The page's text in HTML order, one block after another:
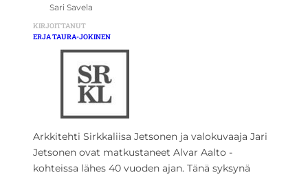
Sari Savela
KIRJOITTANUT
ERJA TAURA-JOKINEN
Arkkitehti Sirkkaliisa Jetsonen ja valokuvaaja Jari
Jetsonen ovat matkustaneet Alvar Aalto -
kohteissa lähes 40 vuoden ajan. Tänä syksynä